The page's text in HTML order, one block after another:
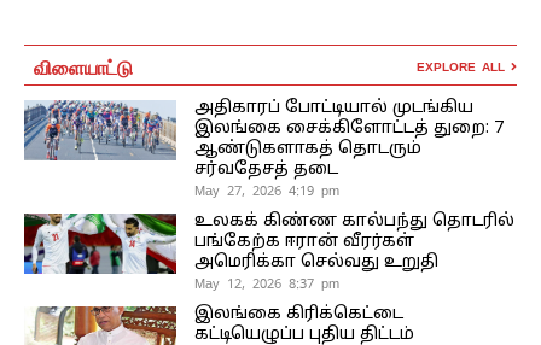
விளையாட்டு EXPLORE ALL
அதிகாரப் போட்டியால் முடங்கிய
இலங்கை சைக்கிளோட்டத் துறை: 7
ஆண்டுகளாகத் தொடரும்
சர்வதேசத் தடை
May 27, 2026 4:19 pm
உலகக் கிண்ண கால்பந்து தொடரில்
பங்கேற்க ஈரான் வீரர்கள்
அமெரிக்கா செல்வது உறுதி
May 12, 2026 8:37 pm
இலங்கை கிரிக்கெட்டை
கட்டியெழுப்ப புதிய திட்டம்